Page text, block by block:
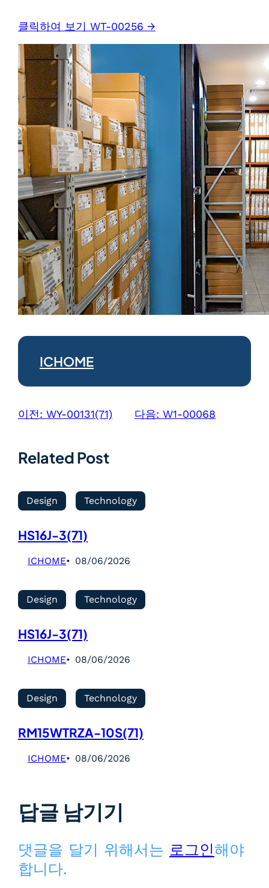
클릭하여 보기 WT-00256 →
ICHOME
이전: WY-00131(71) 다음: W1-00068
Related Post
Design Technology
HS16J-3(71)
ICHOME 08/06/2026
Design Technology
HS16J-3(71)
ICHOME 08/06/2026
Design Technology
RM15WTRZA-10S(71)
ICHOME 08/06/2026
답글 남기기
댓글을 달기 위해서는 로그인해야
합니다.